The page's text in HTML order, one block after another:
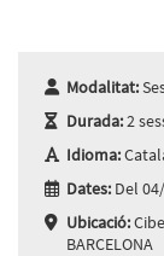
Modalitat:
Durada:2
Idioma:
Dates: Del
Ubicació:
BARCELONA